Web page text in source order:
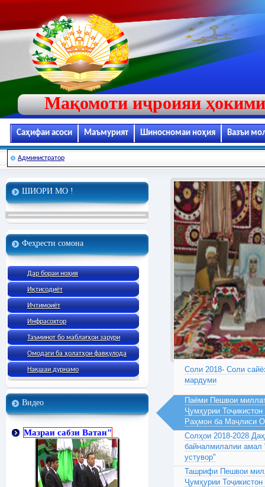
Мақомоти иҷроияи
Саҳифаи асоси Маъмурият Шиносномаи ноҳия Вазъи
Администратор
ШИОРИ МО !
Феҳрести сомона
Дар бораи ноҳия
Иқтисодиёт
Ичтимоиёт
Инфрасохтор
Таъминот бо маблағҳои зарури
Омодаги ба ҳолатҳои фавқулода
Нақшаи дурнамо
Видео
Мазраи сабзи Ватан"
Соли 2018- Соли
мардуми
Паёми Пешвои
Ҷумҳурии
Раҳмон ба Маҷлиси
Солҳои 2018-2028
байналмилалии
устувор"
Ташрифи Пешвои
Ҷумҳурии